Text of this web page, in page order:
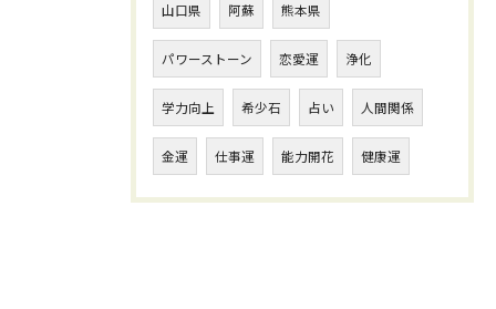
山口県 阿蘇 熊本県
パワーストーン 恋愛運 浄化
学力向上 希少石 占い 人間関係
金運 仕事運 能力開花 健康運